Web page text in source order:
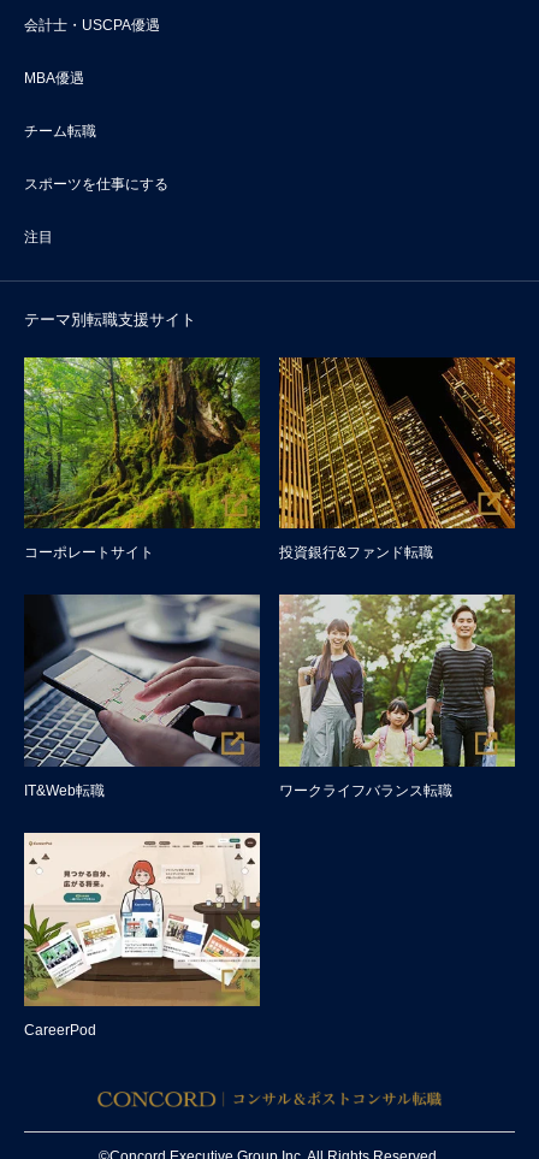
会計士・USCPA優遇
MBA優遇
チーム転職
スポーツを仕事にする
注目
テーマ別転職支援サイト
コーポレートサイト 投資銀行&ファンド転職
IT&Web転職 ワークライフバランス転職
CareerPod